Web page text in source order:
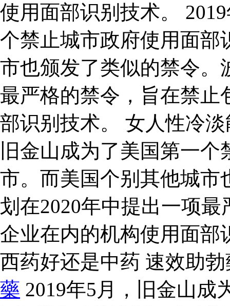
使用面部识别技术。
个禁止城市政府使用面部
市也颁发了类似的禁令。
最严格的禁令，旨在禁止
部识别技术。 女人性冷
旧金山成为了美国第一
市。而美国个别其他城市
划在2020年中提出一项
企业在内的机构使用面
西药好还是中药 速效助
藥 2019年5月，旧金山成